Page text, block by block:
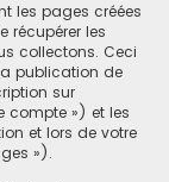
les pages créées
récupérer les
collectons. Ceci
publication de
sur
compte ») et les
et lors de votre
»).